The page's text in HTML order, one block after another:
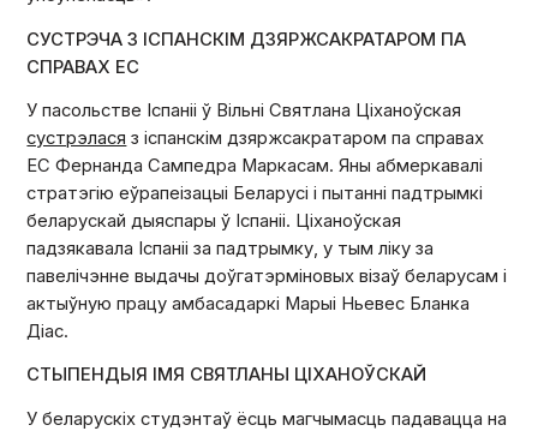
СУСТРЭЧА З ІСПАНСКІМ ДЗЯРЖСАКРАТАРОМ ПА
СПРАВАХ ЕС
У пасольстве Іспаніі ў Вільні Святлана Ціханоўская
сустрэлася з іспанскім дзяржсакратаром па справах
ЕС Фернанда Сампедра Маркасам. Яны абмеркавалі
стратэгію еўрапеізацыі Беларусі і пытанні падтрымкі
беларускай дыяспары ў Іспаніі. Ціханоўская
падзякавала Іспаніі за падтрымку, у тым ліку за
павелічэнне выдачы доўгатэрміновых візаў беларусам і
актыўную працу амбасадаркі Марыі Ньевес Бланка
Діас.
СТЫПЕНДЫЯ ІМЯ СВЯТЛАНЫ ЦІХАНОЎСКАЙ
У беларускіх студэнтаў ёсць магчымасць падавацца на